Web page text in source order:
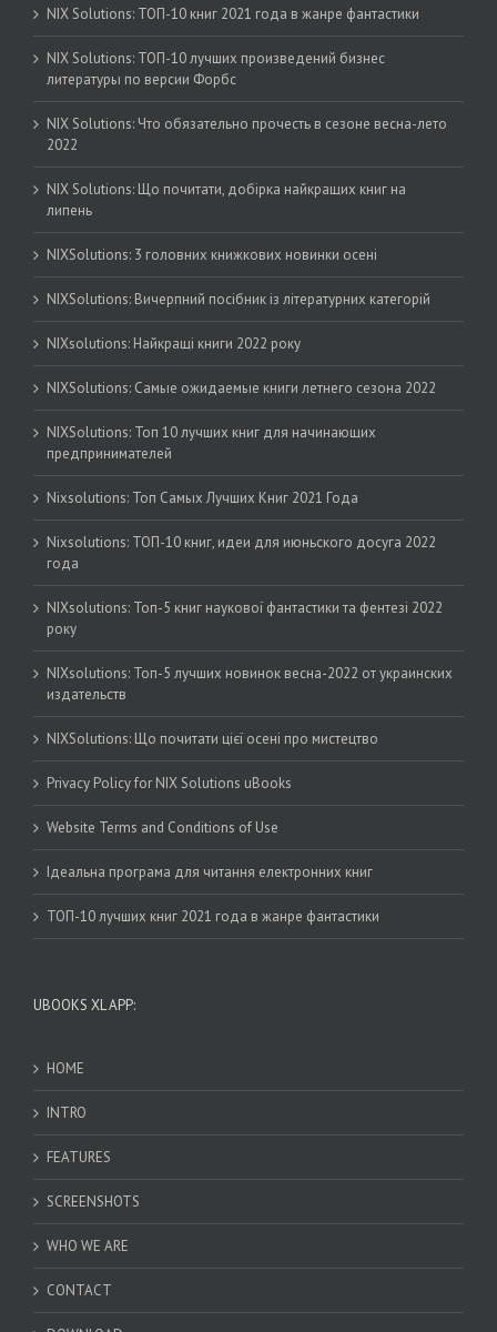
NIX Solutions: ТОП-10 книг 2021 года в жанре фантастики
NIX Solutions: ТОП-10 лучших произведений бизнес
литературы по версии Форбс
NIX Solutions: Что обязательно прочесть в сезоне весна-лето
2022
NIX Solutions: Що почитати, добірка найкращих книг на
липень
NIXSolutions: 3 головних книжкових новинки осені
NIXSolutions: Вичерпний посібник із літературних категорій
NIXsolutions: Найкращі книги 2022 року
NIXSolutions: Самые ожидаемые книги летнего сезона 2022
NIXSolutions: Топ 10 лучших книг для начинающих
предпринимателей
Nixsolutions: Топ Самых Лучших Книг 2021 Года
Nixsolutions: ТОП-10 книг, идеи для июньского досуга 2022
года
NIXsolutions: Топ-5 книг наукової фантастики та фентезі 2022
року
NIXsolutions: Топ-5 лучших новинок весна-2022 от украинских
издательств
NIXSolutions: Що почитати цієї осені про мистецтво
Privacy Policy for NIX Solutions uBooks
Website Terms and Conditions of Use
Ідеальна програма для читання електронних книг
ТОП-10 лучших книг 2021 года в жанре фантастики
UBOOKS XL APP:
HOME
INTRO
FEATURES
SCREENSHOTS
WHO WE ARE
CONTACT